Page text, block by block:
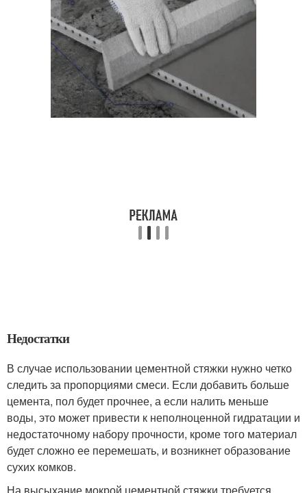
Недостатки
В случае использовании цементной стяжки нужно четко
следить за пропорциями смеси. Если добавить больше
цемента, пол будет прочнее, а если налить меньше
воды, это может привести к неполноценной гидратации и
недостаточному набору прочности, кроме того материал
будет сложно ее перемешать, и возникнет образование
сухих комков.